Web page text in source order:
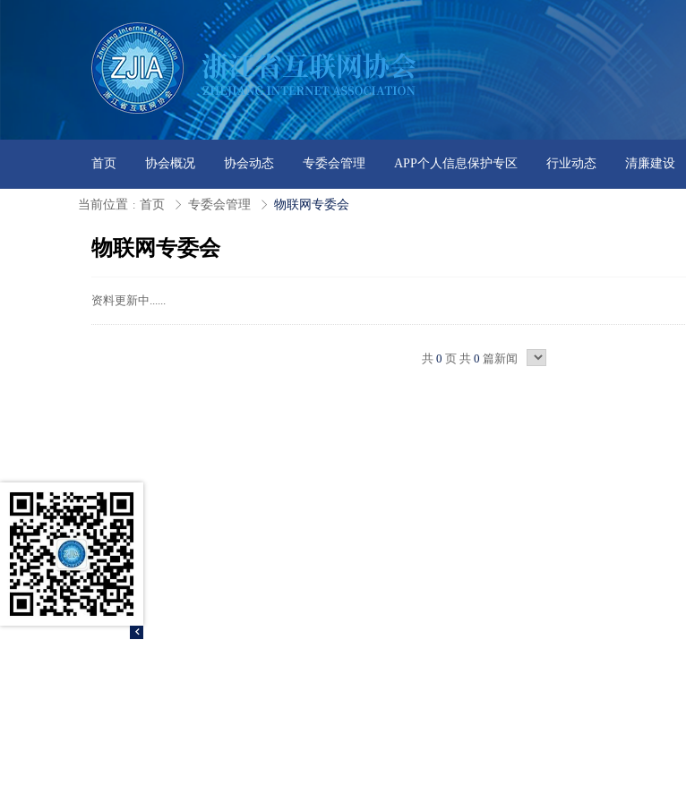
首页 协会概况 协会动态 专委会管理 APP个人信息保护专区 行业动态 清廉建设
当前位置 : 首页 专委会管理 物联网专委会
物联网专委会
资料更新中......
共0 页 共0 篇新闻